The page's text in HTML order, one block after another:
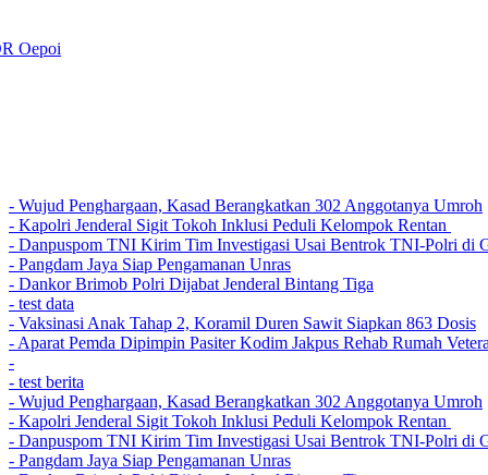
- Wujud Penghargaan, Kasad Berangkatkan 302 Anggotanya Umroh
- Kapolri Jenderal Sigit Tokoh Inklusi Peduli Kelompok Rentan
- Danpuspom TNI Kirim Tim Investigasi Usai Bentrok TNI-Polri di
- Pangdam Jaya Siap Pengamanan Unras
- Dankor Brimob Polri Dijabat Jenderal Bintang Tiga
- test data
- Vaksinasi Anak Tahap 2, Koramil Duren Sawit Siapkan 863 Dosis
- Aparat Pemda Dipimpin Pasiter Kodim Jakpus Rehab Rumah
-
- test berita
- Wujud Penghargaan, Kasad Berangkatkan 302 Anggotanya Umroh
- Kapolri Jenderal Sigit Tokoh Inklusi Peduli Kelompok Rentan
- Danpuspom TNI Kirim Tim Investigasi Usai Bentrok TNI-Polri di
- Pangdam Jaya Siap Pengamanan Unras